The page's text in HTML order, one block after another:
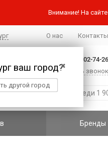
Внимание! На
✖
ваш город?
другой город
О нас Контакты
+7 (812) 502-74-26
Заказать звонок
Бренды